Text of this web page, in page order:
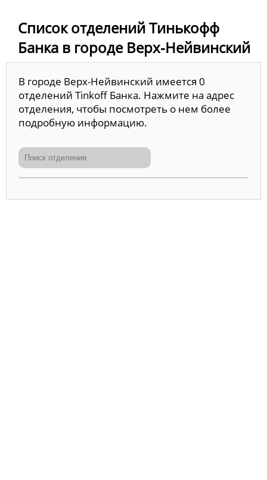
Список отделений Тинькофф
Банка в городе Верх-Нейвинский
В городе Верх-Нейвинский имеется 0
отделений Tinkoff Банка. Нажмите на адрес
отделения, чтобы посмотреть о нем более
подробную информацию.